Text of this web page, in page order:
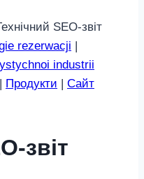
SEO‑звіт
rezerwacji
industrii
Продукти
Сайт